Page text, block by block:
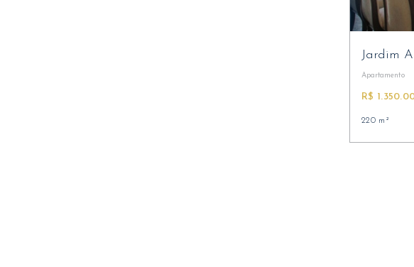
Jardim
Apartamento
R$
220 m²